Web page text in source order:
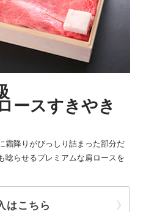
ースすきやき
霜降りがびっしり詰まった部分だ
唸らせるプレミアムな肩ロースを
はこちら